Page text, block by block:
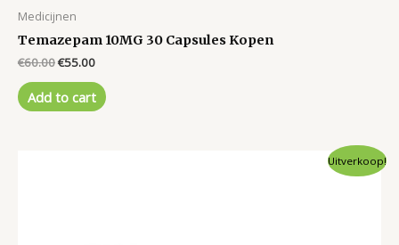
Medicijnen
Temazepam 10MG 30 Capsules Kopen
€60.00Original
was:
€60.00.
€55.00Current
is:
€55.00.
Add to cart
Uitverkoop!